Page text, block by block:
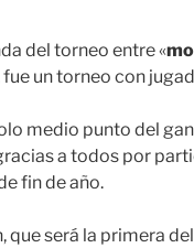
del torneo entre «
un torneo con
medio punto del
a todos por
fin de año.
será la primera